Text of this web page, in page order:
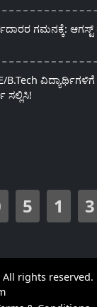
ಗಮನಕ್ಕೆ: ಆಗಸ್ಟ್
ವಿದ್ಯಾರ್ಥಿಗಳಿಗೆ
ಸಲ್ಲಿಸಿ!
5 1 3
rights reserved.